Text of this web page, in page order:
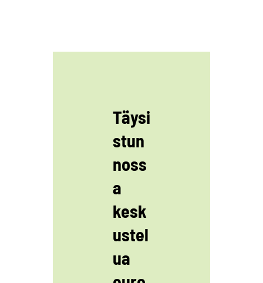
Täysi
stun
noss
a
kesk
ustel
ua